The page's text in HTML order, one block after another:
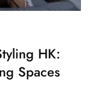
HK:
Spaces